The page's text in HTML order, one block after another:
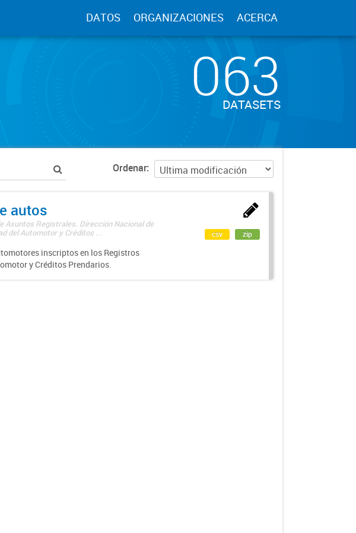
DATOS ORGANIZACIONES ACERCA
063
DATASETS
Ordenar
autos
Registrales. Dirección Nacional de
del Automotor y Créditos ...
inscriptos en los Registros
y Créditos Prendarios.
csv zip